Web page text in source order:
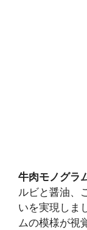
牛肉モノグラ
ルビと醤油、
いを実現しま
ムの模様が視